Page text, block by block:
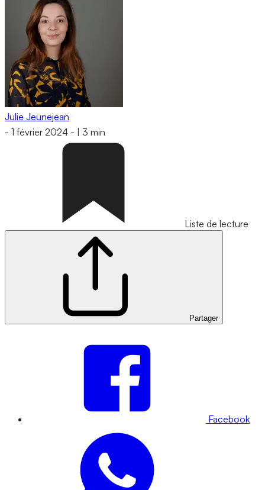
Julie Jeunejean
- 1 février 2024 - 3 min
Liste de lecture
Partager
Facebook